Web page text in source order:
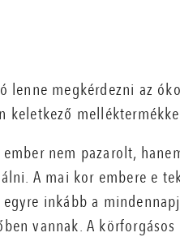
lenne megkérdezni az
keletkező
nem pazarolt,
A mai kor embere e
inkább a
vannak. A